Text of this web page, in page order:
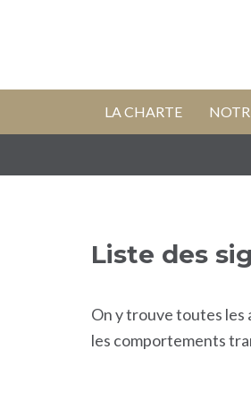
LA CHARTE
Liste des
On y trouve toutes les
les comportements